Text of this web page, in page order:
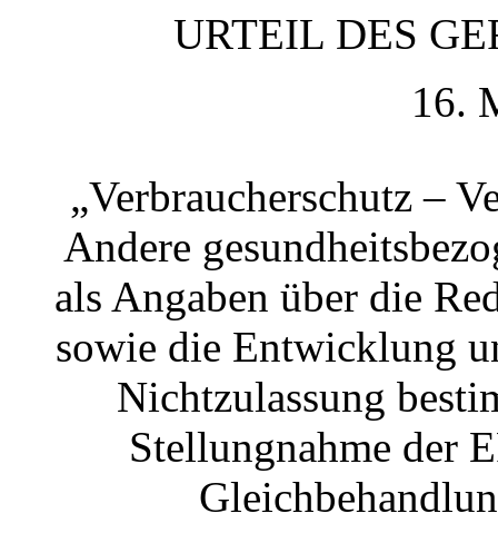
URTEIL DES
16.
„Verbraucherschutz –
Andere
als Angaben über die
sowie die Entwicklung
Nichtzulassung
Stellungnahme der